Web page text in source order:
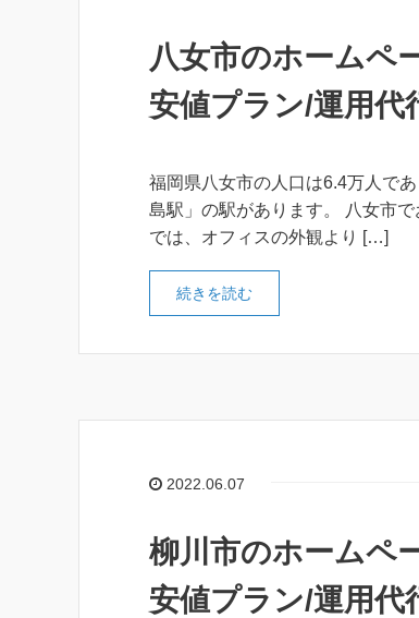
八女市のホームペ
安値プラン/運用代
福岡県八女市の人口は6.4万人で
島駅」の駅があります。 八女市
では、オフィスの外観より […]
続きを読む
2022.06.07
柳川市のホームペ
安値プラン/運用代